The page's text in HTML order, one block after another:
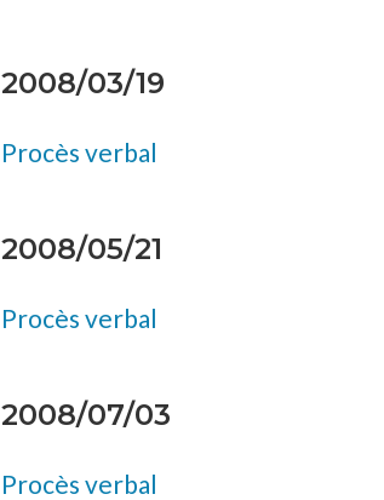
2008/03/19
Procès verbal
2008/05/21
Procès verbal
2008/07/03
Procès verbal